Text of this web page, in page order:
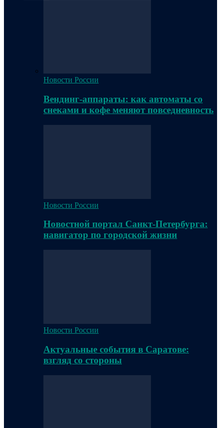
Новости России
Вендинг-аппараты: как автоматы со
снеками и кофе меняют повседневность
Новости России
Новостной портал Санкт-Петербурга:
навигатор по городской жизни
Новости России
Актуальные события в Саратове:
взгляд со стороны